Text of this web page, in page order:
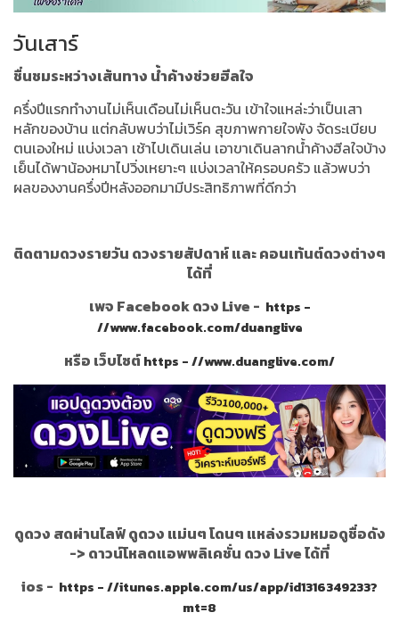
วันเสาร์
ชื่นชมระหว่างเส้นทาง น้ำค้างช่วยฮีลใจ
ครึ่งปีแรกทำงานไม่เห็นเดือนไม่เห็นตะวัน เข้าใจแหล่ะว่าเป็นเสา
หลักของบ้าน แต่กลับพบว่าไม่เวิร์ค สุขภาพกายใจพัง จัดระเบียบ
ตนเองใหม่ แบ่งเวลา เช้าไปเดินเล่น เอาขาเดินลากน้ำค้างฮีลใจบ้าง
เย็นได้พาน้องหมาไปวิ่งเหยาะๆ แบ่งเวลาให้ครอบครัว แล้วพบว่า
ผลของงานครึ่งปีหลังออกมามีประสิทธิภาพที่ดีกว่า
ติดตามดวงรายวัน ดวงรายสัปดาห์ และ คอนเท้นต์ดวงต่างๆ
ได้ที่
เพจ Facebook ดวง Live - https -
//www.facebook.com/duanglive
หรือ เว็บไซต์https - //www.duanglive.com/
ดูดวง สดผ่านไลฟ์ ดูดวง แม่นๆ โดนๆ แหล่งรวมหมอดูชื่อดัง
-> ดาวน์โหลดแอพพลิเคชั่น ดวง Live ได้ที่
ios - https - //itunes.apple.com/us/app/id1316349233?
mt=8